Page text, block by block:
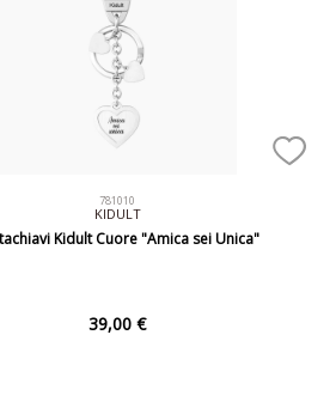
781010
KIDULT
Kidult Cuore "Amica sei Unica"
39,00 €